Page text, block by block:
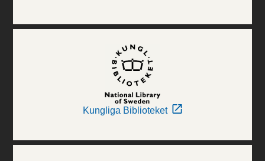
Kungliga Biblioteket